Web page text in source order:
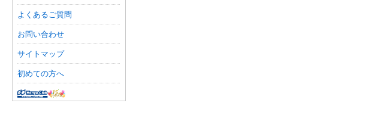
よくあるご質問
お問い合わせ
サイトマップ
初めての方へ